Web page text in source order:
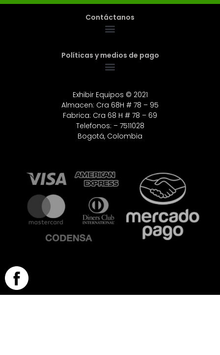
Contáctanos
Políticas y medios de pago
Exhibir Equipos © 2021
Almacen: Cra 68H # 78 – 95
Fabrica: Cra 68 H # 78 – 69
Telefonos: – 7511028
Bogotá, Colombia